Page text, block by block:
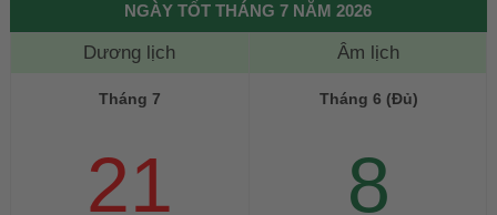
NGÀY TỐT THÁNG 7 NĂM 2026
Dương lịch Âm lịch
Tháng 7
21
Tháng 6 (Đủ)
8